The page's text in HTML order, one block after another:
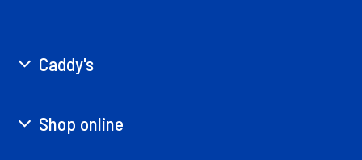
Caddy's
Shop online